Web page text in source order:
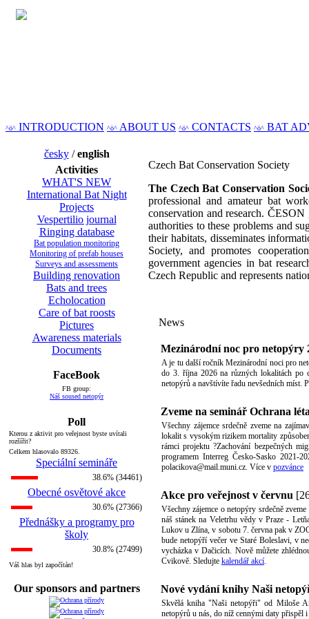
^ö^ INTRODUCTION ^ö^ ABOUT US ^ö^ CONTACTS ^ö^ BAT
česky/english
Activities
WHAT'S NEW
International Bat Night
Projects
Vespertilio journal
Ringing database
Bat population monitoring
Monitoring of prefab houses
Surveys and assessments
Building renovation
Bats and trees
Echolocation
Care of bat roosts
Pictures
Awareness materials
Documents
FaceBook
FB group:
Náš soused netopýr
Poll
Kterou z aktivit pro veřejnost byste uvítali
rozšířit?
Celkem hlasovalo 89326.
Speciální semináře
38.6% (34461)
Obecné osvětové akce
30.6% (27366)
Přednášky a programy pro
školy
30.8% (27499)
Váš hlas byl započítán!
Our sponsors and partners
Czech Bat Conservation Society
The Czech Bat Conservation
professional and amateur bat
conservation and research.
authorities to these problems and
their habitats, disseminates
Society, and promotes
government agencies in bat
Czech Republic and represents
News
Mezinárodní noc pro netopýry
A je tu další ročník Mezinárodní noci pro
do 3. října 2026 na různých lokalitách po
netopýrů a navštívíte řadu nevšedních míst.
Zveme na seminář Ochrana
Všechny zájemce srdečně zveme na
lokalit s vysokým rizikem mortality
rámci projektu ?Zachování bezpečných
programem Interreg Česko-Sasko 2021-
polacikova@mail.muni.cz. Více v pozvánce
Akce pro veřejnost v červnu
Všechny zájemce o netopýry srdečně
náš stánek na Veletrhu vědy v Praze -
Lukov u Zlína, v sobotu 7. června pak v
bude netopýří večer ve Staré Boleslavi, v
vycházka v Dačicích. Nově můžete
Cvikově. Sledujte kalendář akcí.
Nové vydání knihy Naši
Skvělá kniha "Naši netopýři" od Miloše
netopýrů u nás, do níž cennými daty přispěl